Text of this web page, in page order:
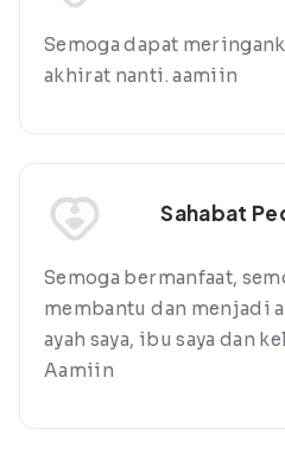
Semoga dapat
akhirat nanti. aamiin
Sahabat
Semoga bermanfaat,
membantu dan menjadi
ayah saya, ibu saya dan
Aamiin